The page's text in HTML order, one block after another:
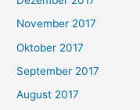
November 2017
Oktober 2017
September 2017
August 2017